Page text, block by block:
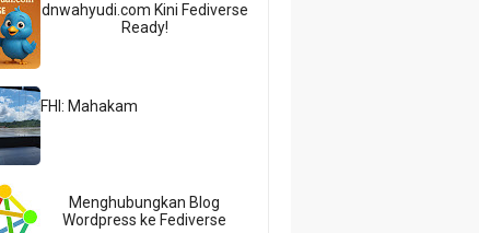
dnwahyudi.com Kini Fediverse
Ready!
FHI: Mahakam
Menghubungkan Blog
Wordpress ke Fediverse